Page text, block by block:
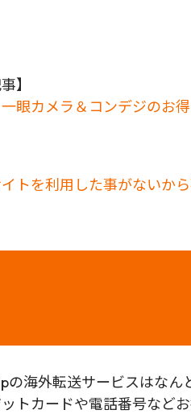
】
一眼カメラ＆コンデジのお
イトを利用した事がないか
の海外転送サービスはなん
トカードや電話番号など